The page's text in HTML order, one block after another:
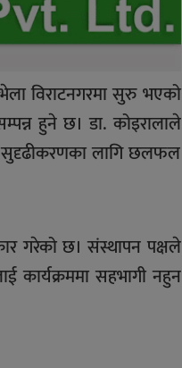
विराटनगरमा सुरु भएको
हुने छ। डा. कोइरालाले
सुदृढीकरणका लागि छलफल
गरेको छ। संस्थापन पक्षले
कार्यक्रममा सहभागी नहुन